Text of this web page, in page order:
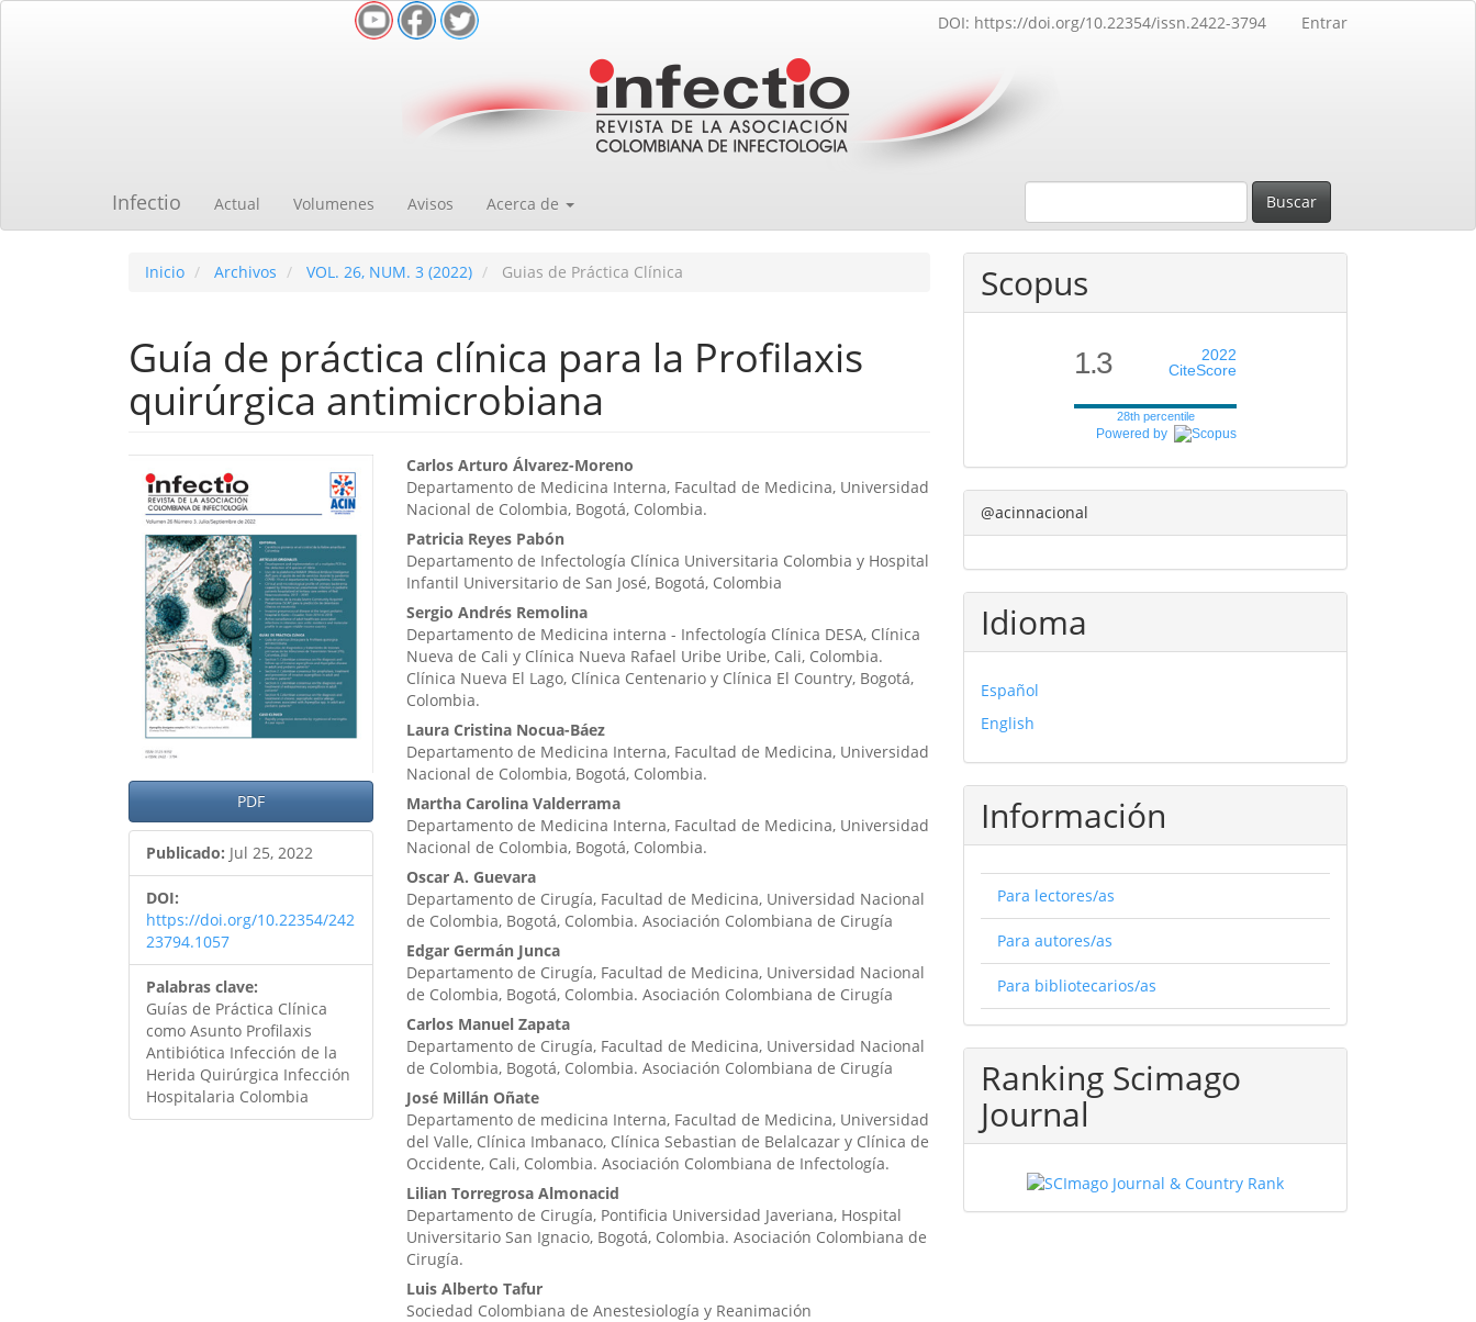
DOI: https://doi.org/10.22354/issn.2422-3794 Entrar
Infectio Actual Volumenes Avisos Acerca de Buscar
Inicio Archivos VOL. 26, NUM. 3 (2022) Guias de Práctica Clínica
Guía de práctica clínica para la Profilaxis
quirúrgica antimicrobiana
Barra
lateral
del
artículo
PDF
Publicado: Jul 25, 2022
DOI:
https://doi.org/10.22354/242
23794.1057
Palabras clave:
Guías de Práctica Clínica
como Asunto Profilaxis
Antibiótica Infección de la
Herida Quirúrgica Infección
Hospitalaria Colombia
Contenido
principal
del
artículo
Carlos Arturo Álvarez-Moreno
Departamento de Medicina Interna, Facultad de Medicina, Universidad
Nacional de Colombia, Bogotá, Colombia.
Patricia Reyes Pabón
Departamento de Infectología Clínica Universitaria Colombia y Hospital
Infantil Universitario de San José, Bogotá, Colombia
Sergio Andrés Remolina
Departamento de Medicina interna - Infectología Clínica DESA, Clínica
Nueva de Cali y Clínica Nueva Rafael Uribe Uribe, Cali, Colombia.
Clínica Nueva El Lago, Clínica Centenario y Clínica El Country, Bogotá,
Colombia.
Laura Cristina Nocua-Báez
Departamento de Medicina Interna, Facultad de Medicina, Universidad
Nacional de Colombia, Bogotá, Colombia.
Martha Carolina Valderrama
Departamento de Medicina Interna, Facultad de Medicina, Universidad
Nacional de Colombia, Bogotá, Colombia.
Oscar A. Guevara
Departamento de Cirugía, Facultad de Medicina, Universidad Nacional
de Colombia, Bogotá, Colombia. Asociación Colombiana de Cirugía
Edgar Germán Junca
Departamento de Cirugía, Facultad de Medicina, Universidad Nacional
de Colombia, Bogotá, Colombia. Asociación Colombiana de Cirugía
Carlos Manuel Zapata
Departamento de Cirugía, Facultad de Medicina, Universidad Nacional
de Colombia, Bogotá, Colombia. Asociación Colombiana de Cirugía
José Millán Oñate
Departamento de medicina Interna, Facultad de Medicina, Universidad
del Valle, Clínica Imbanaco, Clínica Sebastian de Belalcazar y Clínica de
Occidente, Cali, Colombia. Asociación Colombiana de Infectología.
Lilian Torregrosa Almonacid
Departamento de Cirugía, Pontificia Universidad Javeriana, Hospital
Universitario San Ignacio, Bogotá, Colombia. Asociación Colombiana de
Cirugía.
Luis Alberto Tafur
Sociedad Colombiana de Anestesiología y Reanimación
Scopus
1.3
2022
CiteScore
28th percentile
Powered by
@acinnacional
Idioma
Español
English
Información
Para lectores/as
Para autores/as
Para bibliotecarios/as
Ranking Scimago
Journal